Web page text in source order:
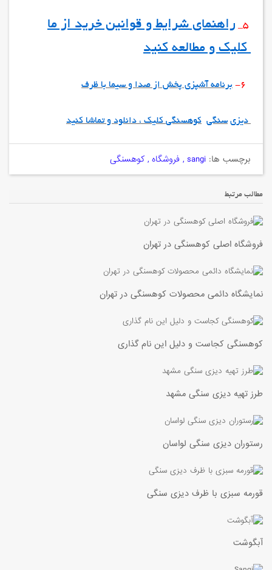
5_
راهنمای شرایط و قوانین خرید از ما
کلیک و مطالعه کنید
6- برنامه آشپزی پخش از صدا و سیما با ظرف
دیزی سنگی کوهسنگیکلیک ، دانلود و تماشا کنید
برچسب ها: sangi
, فروشگاه , کوهسنگی
مطالب مرتبط
فروشگاه اصلی کوهسنگی در تهران
نمایشگاه دائمی محصولات کوهسنگی در تهران
کوهسنگی کجاست و دلیل این نام گذاری
طرز تهیه دیزی سنگی مشهد
رستوران دیزی سنگی لواسان
قورمه سبزی با ظرف دیزی سنگی
آبگوشت